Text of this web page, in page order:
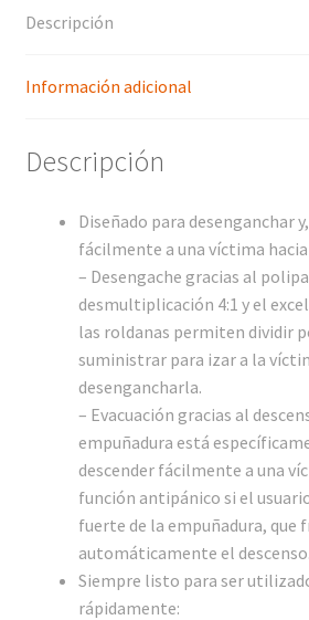
Descripción
Información adicional
Descripción
Diseñado para desenganchar
fácilmente a una víctima
– Desengache gracias al
desmultiplicación 4:1 y el
las roldanas permiten dividir
suministrar para izar a la
desengancharla.
– Evacuación gracias al
empuñadura está
descender fácilmente a una
función antipánico si el
fuerte de la empuñadura, que
automáticamente el descenso.
Siempre listo para ser
rápidamente: